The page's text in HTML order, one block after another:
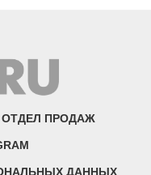
ОТДЕЛ ПРОДАЖ
ДАННЫХ